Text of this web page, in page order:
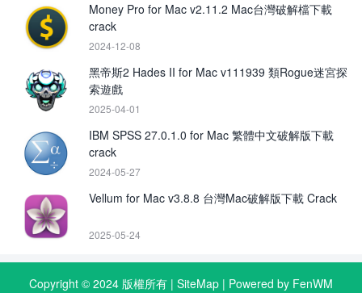
Money Pro for Mac v2.11.2 Mac台灣破解檔下載
crack
2024-12-08
黑帝斯2 Hades II for Mac v111939 類Rogue迷宮探
索遊戲
2025-04-01
IBM SPSS 27.0.1.0 for Mac 繁體中文破解版下載
crack
2024-05-27
Vellum for Mac v3.8.8 台灣Mac破解版下載 Crack
2025-05-24
Copyright © 2024 版權所有 | SiteMap | Powered by FenWM